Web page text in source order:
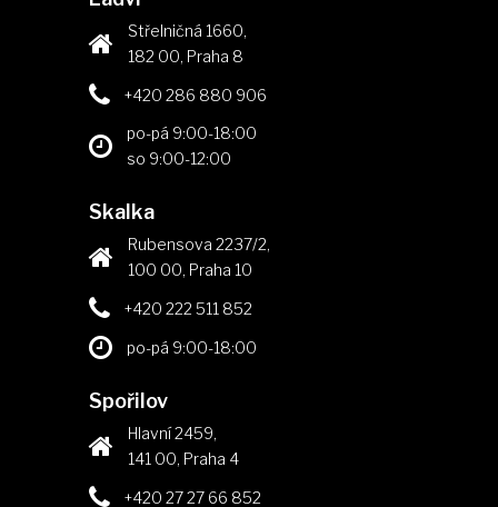
Střelničná 1660,
182 00, Praha 8
+420 286 880 906
po-pá 9:00-18:00
so 9:00-12:00
Skalka
Rubensova 2237/2,
100 00, Praha 10
+420 222 511 852
po-pá 9:00-18:00
Spořilov
Hlavní 2459,
141 00, Praha 4
+420 27 27 66 852